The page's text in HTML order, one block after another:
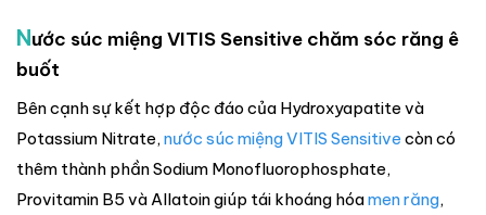
Nước súc miệng VITIS Sensitive chăm sóc răng ê
buốt
Bên cạnh sự kết hợp độc đáo của Hydroxyapatite và
Potassium Nitrate, nước súc miệng VITIS Sensitive còn có
thêm thành phần Sodium Monofluorophosphate,
Provitamin B5 và Allatoin giúp tái khoáng hóamen răng,